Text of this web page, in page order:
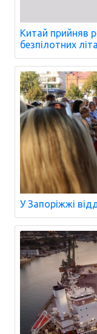
Китай прийняв
безпілотних
У Запоріжжі